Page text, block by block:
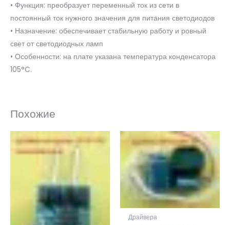
• Функция: преобразует переменный ток из сети в
постоянный ток нужного значения для питания светодиодов
• Назначение: обеспечивает стабильную работу и ровный
свет от светодиодных ламп
• Особенности: на плате указана температура конденсатора
105°C.
Похожие
Драйвера